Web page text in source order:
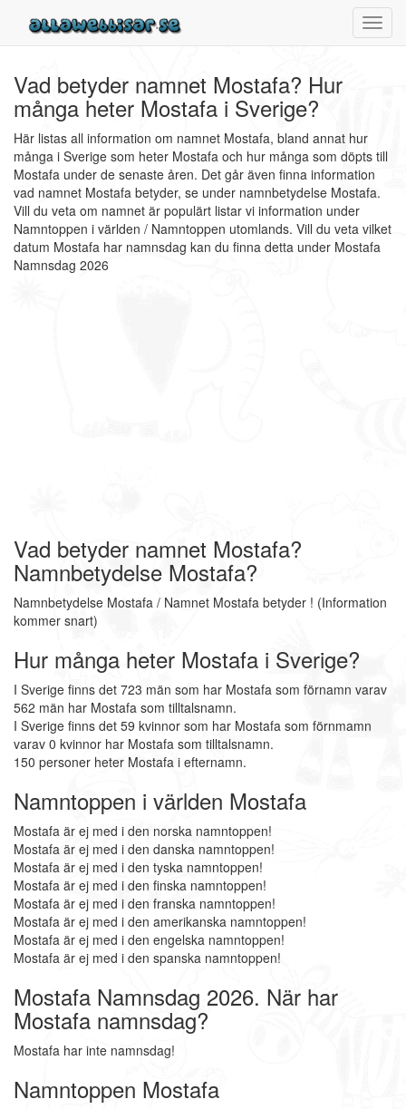
Vad betyder namnet Mostafa? Hur
många heter Mostafa i Sverige?
Här listas all information om namnet Mostafa, bland annat hur
många i Sverige som heter Mostafa och hur många som döpts till
Mostafa under de senaste åren. Det går även finna information
vad namnet Mostafa betyder, se under namnbetydelse Mostafa.
Vill du veta om namnet är populärt listar vi information under
Namntoppen i världen / Namntoppen utomlands. Vill du veta vilket
datum Mostafa har namnsdag kan du finna detta under Mostafa
Namnsdag 2026
Vad betyder namnet Mostafa?
Namnbetydelse Mostafa?
Namnbetydelse Mostafa / Namnet Mostafa betyder ! (Information
kommer snart)
Hur många heter Mostafa i Sverige?
I Sverige finns det 723 män som har Mostafa som förnamn varav
562 män har Mostafa som tilltalsnamn.
I Sverige finns det 59 kvinnor som har Mostafa som förnmamn
varav 0 kvinnor har Mostafa som tilltalsnamn.
150 personer heter Mostafa i efternamn.
Namntoppen i världen Mostafa
Mostafa är ej med i den norska namntoppen!
Mostafa är ej med i den danska namntoppen!
Mostafa är ej med i den tyska namntoppen!
Mostafa är ej med i den finska namntoppen!
Mostafa är ej med i den franska namntoppen!
Mostafa är ej med i den amerikanska namntoppen!
Mostafa är ej med i den engelska namntoppen!
Mostafa är ej med i den spanska namntoppen!
Mostafa Namnsdag 2026. När har
Mostafa namnsdag?
Mostafa har inte namnsdag!
Namntoppen Mostafa